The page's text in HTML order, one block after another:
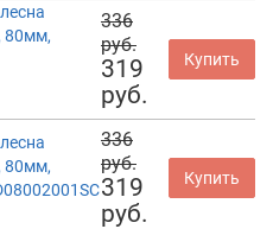
80мм,
336
руб.
319
руб.
Купить
80мм,
336
руб.
319
руб.
Купить